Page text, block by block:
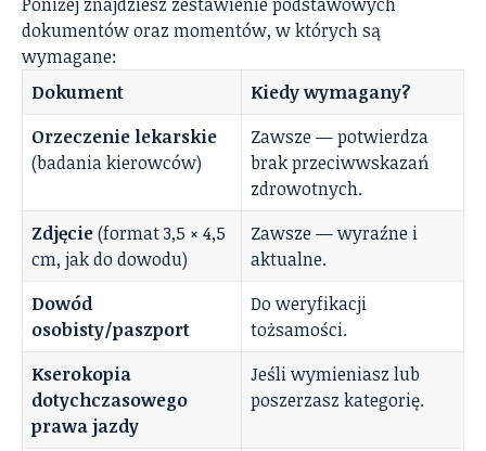
dokumentów oraz momentów, w których są
wymagane:
Dokument
Kiedy wymagany?
Orzeczenie lekarskie
(badania kierowców)
Zawsze — potwierdza
brak przeciwwskazań
zdrowotnych.
Zdjęcie(format 3,5 × 4,5
cm, jak do dowodu)
Zawsze — wyraźne i
aktualne.
Dowód
osobisty/paszport
Do weryfikacji
tożsamości.
Kserokopia
dotychczasowego
prawa jazdy
Jeśli wymieniasz lub
poszerzasz kategorię.